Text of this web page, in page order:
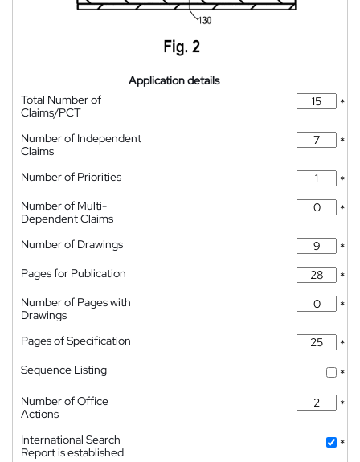
Application details
Total Number of
Claims/PCT
*
Number of Independent
Claims
*
Number of Priorities
*
Number of Multi-
Dependent Claims
*
Number of Drawings
*
Pages for Publication
*
Number of Pages with
Drawings
*
Pages of Specification
*
Sequence Listing
*
Number of Office
Actions
*
International Search
Report is established
*